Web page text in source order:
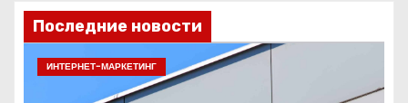
Последние новости
ИНТЕРНЕТ-МАРКЕТИНГ